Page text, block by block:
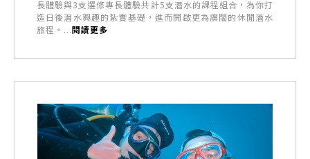
長體驗與3支選修專長體驗共計5支潛水的課程組合，為你打
造日後潛水興趣的紮實基礎，進而開啟更為廣闊的休閒潛水
旅程。...閱讀更多